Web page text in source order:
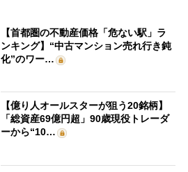
【首都圏の不動産価格「危ない駅」ラ
ンキング】“中古マンション売れ行き鈍
化”のワー…
【億り人オールスターが狙う20銘柄】
「総資産69億円超」90歳現役トレーダ
ーから“10…